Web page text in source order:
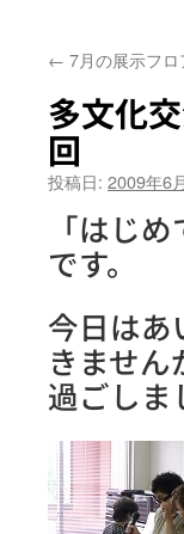
← 7月の展示フロ
多文化
回
投稿日: 2009年6
「はじ
です。
今日はあ
きませ
過ごしま